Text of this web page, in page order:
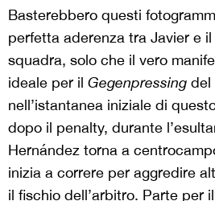
Basterebbero questi
perfetta aderenza tra Javier e
squadra, solo che il vero
ideale per il Gegenpressing del
nell’istantanea iniziale di
dopo il penalty, durante
Hernández torna a
inizia a correre per aggredire
il fischio dell’arbitro. Parte per